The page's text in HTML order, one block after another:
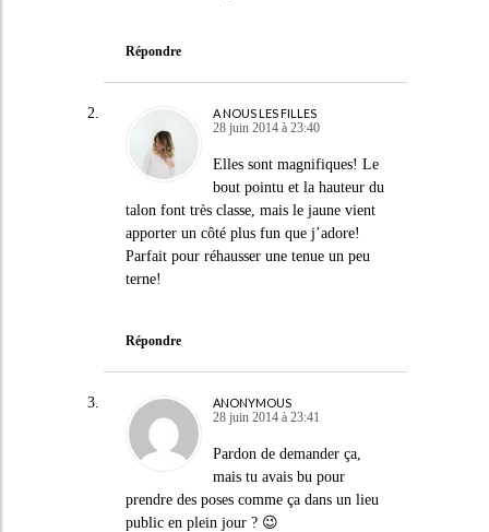
Répondre
A NOUS LES FILLES
28 juin 2014 à 23:40
Elles sont magnifiques! Le
bout pointu et la hauteur du
talon font très classe, mais le jaune vient
apporter un côté plus fun que j’adore!
Parfait pour réhausser une tenue un peu
terne!
Répondre
ANONYMOUS
28 juin 2014 à 23:41
Pardon de demander ça,
mais tu avais bu pour
prendre des poses comme ça dans un lieu
public en plein jour ? 😉